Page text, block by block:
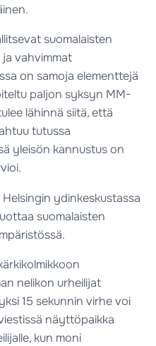
suomalaisten
ja vahvimmat
on samoja elementtejä
paljon syksyn MM-
lähinnä siitä, että
tutussa
yleisön kannustus on
ydinkeskustassa
suomalaisten
nelikon urheilijat
15 sekunnin virhe voi
näyttöpaikka
kun moni